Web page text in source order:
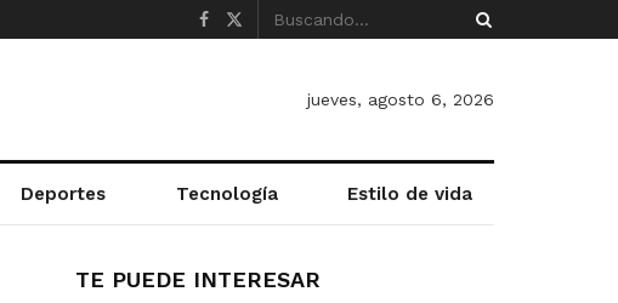
jueves, agosto 6, 2026
Deportes Tecnología Estilo de vida
TE PUEDE INTERESAR